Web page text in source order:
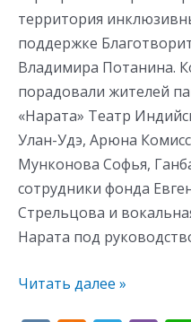
территория
поддержке
Владимира Потанина.
порадовали жителей
«Нарата» Театр
Улан-Удэ, Арюна
Мунконова Софья,
сотрудники фонда
Стрельцова и
Нарата под
Читать далее »